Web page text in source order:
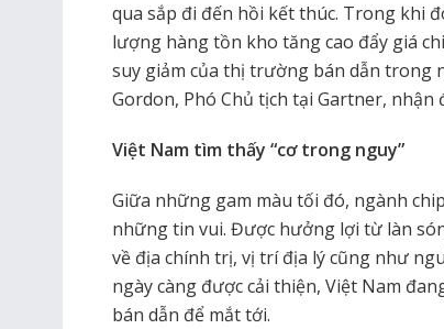
qua sắp đi đến hồi kết thúc. Trong khi
lượng hàng tồn kho tăng cao đẩy giá
suy giảm của thị trường bán dẫn trong
Gordon, Phó Chủ tịch tại Gartner, nhận
Việt Nam tìm thấy “cơ trong nguy”
Giữa những gam màu tối đó, ngành
những tin vui. Được hưởng lợi từ làn
về địa chính trị, vị trí địa lý cũng như
ngày càng được cải thiện, Việt Nam
bán dẫn để mắt tới.